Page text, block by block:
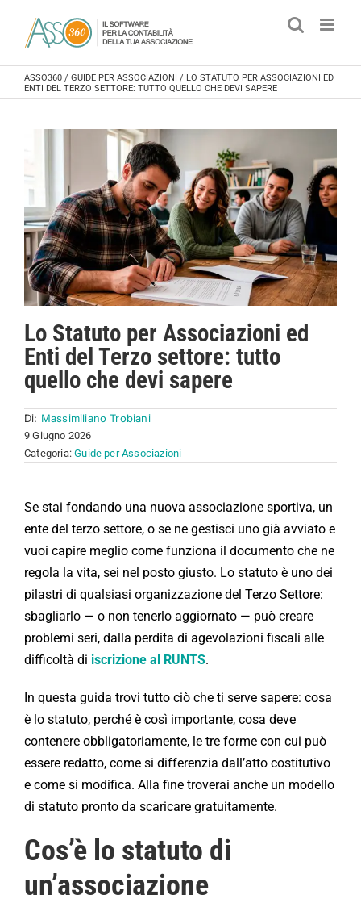
ASSO360 / GUIDE PER ASSOCIAZIONI / LO STATUTO PER ASSOCIAZIONI ED
ENTI DEL TERZO SETTORE: TUTTO QUELLO CHE DEVI SAPERE
Lo Statuto per Associazioni ed
Enti del Terzo settore: tutto
quello che devi sapere
Di: Massimiliano Trobiani
9 Giugno 2026
Categoria:Guide per Associazioni
Se stai fondando una nuova associazione sportiva, un
ente del terzo settore, o se ne gestisci uno già avviato e
vuoi capire meglio come funziona il documento che ne
regola la vita, sei nel posto giusto. Lo statuto è uno dei
pilastri di qualsiasi organizzazione del Terzo Settore:
sbagliarlo — o non tenerlo aggiornato — può creare
problemi seri, dalla perdita di agevolazioni fiscali alle
difficoltà di iscrizione al RUNTS.
In questa guida trovi tutto ciò che ti serve sapere: cosa
è lo statuto, perché è così importante, cosa deve
contenere obbligatoriamente, le tre forme con cui può
essere redatto, come si differenzia dall’atto costitutivo
e come si modifica. Alla fine troverai anche un modello
di statuto pronto da scaricare gratuitamente.
Cos’è lo statuto di
un’associazione